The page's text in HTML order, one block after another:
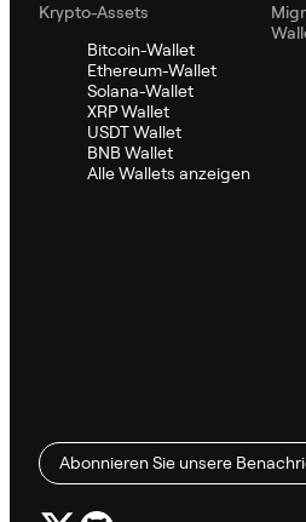
Krypto-Assets
Bitcoin-Wallet
Ethereum-Wallet
Solana-Wallet
XRP Wallet
USDT Wallet
BNB Wallet
Alle Wallets anzeigen
Abonnieren Sie unsere